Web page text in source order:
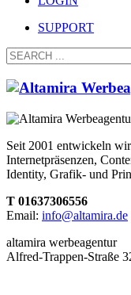
SUPPORT
Seit 2001 entwickeln
Internetpräsenzen,
Identity, Grafik- und
T 01637306556
Email: info@altamira.de
altamira werbeagentur
Alfred-Trappen-Straße